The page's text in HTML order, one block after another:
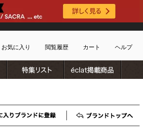
お気に入り 閲覧履歴 カート ヘルプ
キャンセルについて
返品・交換について
お気に入りブランド登録